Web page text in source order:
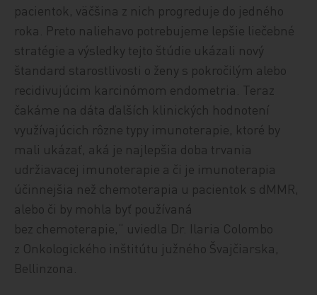
pacientok, väčšina z nich progreduje do jedného
roka. Preto naliehavo potrebujeme lepšie liečebné
stratégie a výsledky tejto štúdie ukázali nový
štandard starostlivosti o ženy s pokročilým alebo
recidivujúcim karcinómom endometria. Teraz
čakáme na dáta ďalších klinických hodnotení
využívajúcich rôzne typy imunoterapie, ktoré by
mali ukázať, aká je najlepšia doba trvania
udržiavacej imunoterapie a či je imunoterapia
účinnejšia než chemoterapia u pacientok s dMMR,
alebo či by mohla byť používaná
bez chemoterapie,“ uviedla Dr. Ilaria Colombo
z Onkologického inštitútu južného Švajčiarska,
Bellinzona.